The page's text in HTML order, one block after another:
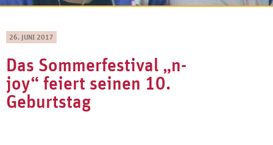
26. JUNI 2017
Das Sommerfestival „n-
joy“ feiert seinen 10.
Geburtstag